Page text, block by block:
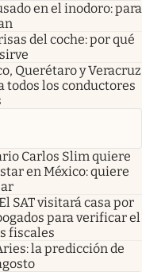
en el inodoro: para
del coche: por qué
Querétaro y Veracruz
todos los conductores
Carlos Slim quiere
en México: quiere
SAT visitará casa por
para verificar el
fiscales
la predicción de